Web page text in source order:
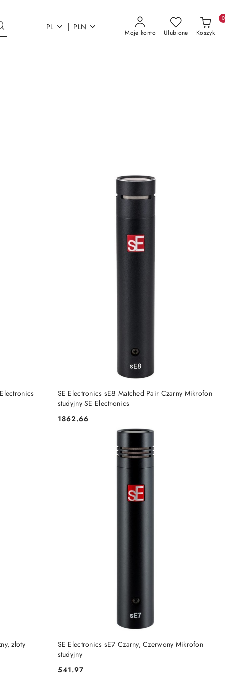
PL | PLN
Moje konto Ulubione Koszyk
0
SE Electronics sE8 Matched Pair Czarny Mikrofon
studyjny SE Electronics
Cena:
1862.66
PRODUKT NIEDOSTĘPNY
złoty
SE Electronics sE7 Czarny, Czerwony Mikrofon
studyjny
541.97
PRODUKT NIEDOSTĘPNY